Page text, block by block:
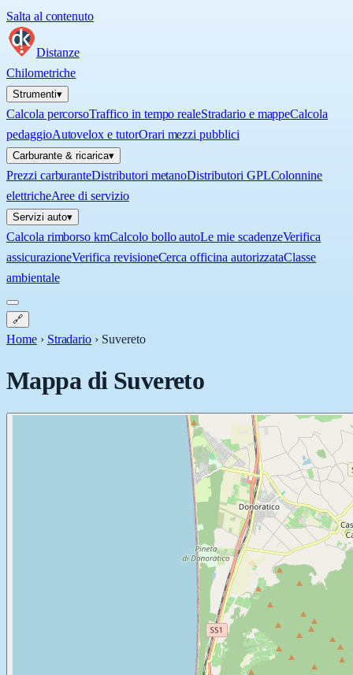
Salta al contenuto
Distanze
Chilometriche
Strumenti▾
Calcola percorsoTraffico in tempo realeStradario e mappeCalcola
pedaggioAutovelox e tutorOrari mezzi pubblici
Carburante & ricarica▾
Prezzi carburanteDistributori metanoDistributori GPLColonnine
elettricheAree di servizio
Servizi auto▾
Calcola rimborso kmCalcolo bollo autoLe mie scadenzeVerifica
assicurazioneVerifica revisioneCerca officina autorizzataClasse
ambientale
🔗
Home › Stradario › Suvereto
Mappa di Suvereto